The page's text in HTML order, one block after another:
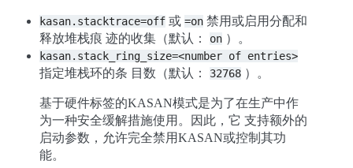
kasan.stacktrace=off 或 =on 禁用或启用分配和
释放堆栈痕 迹的收集（默认： on ）。
kasan.stack_ring_size=<number of entries>
指定堆栈环的条 目数（默认： 32768 ）。
基于硬件标签的KASAN模式是为了在生产中作
为一种安全缓解措施使用。因此，它 支持额外的
启动参数，允许完全禁用KASAN或控制其功
能。